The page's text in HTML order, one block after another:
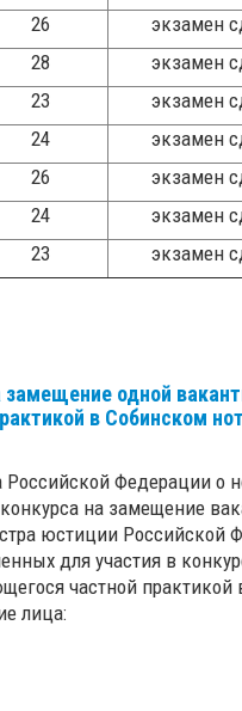
26
экзамен
28
экзамен
23
экзамен
24
экзамен
26
экзамен
24
экзамен
23 экзамен
одной
в Собинском
Российской Федерации о
на замещение
юстиции Российской
для участия в
частной практикой
лица: